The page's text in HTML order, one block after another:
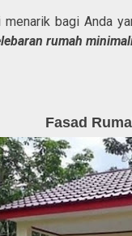
bagi Anda
rumah
Fasad